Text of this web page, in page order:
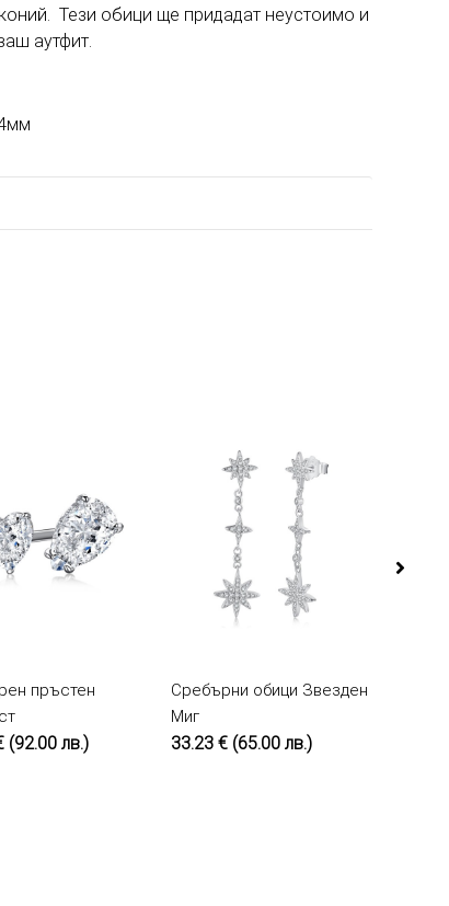
Тези обици ще придадат неустоимо и
аутфит.
КУПИ
пръстен
(92.00 лв.)
КУПИ
Сребърни обици Звезден
Миг
33.23 € (65.00 лв.)